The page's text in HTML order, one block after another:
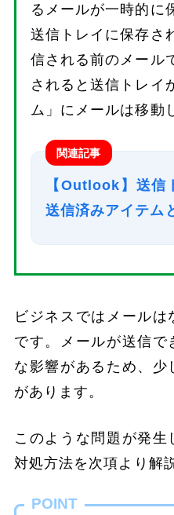
るメールが一時的に
送信トレイに保存さ
信される前のメール
されると送信トレイ
ム」にメールは移動
関連記事
【Outlook】送信
送信済みアイテム
ビジネスではメール
です。メールが送信で
な影響があるため、
があります。
このような問題が発生
対処方法を次項より解
POINT